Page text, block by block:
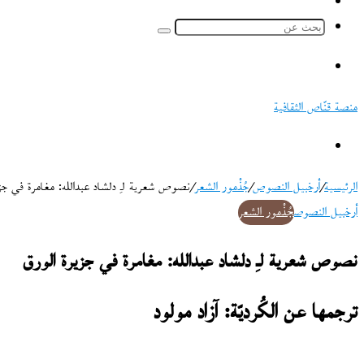
الموقع
منصة قنّاص الثقافية
عن
الرئيسية/أرخبيل النصوص/جُذْمور الشعر/نصوص شعرية لـِ دلشاد عبدالله: مغامرة في
أرخبيل النصوصجُذْمور الشعر
نصوص شعرية لـِ دلشاد عبدالله: مغامرة في جزيرة الورق
ترجمها عن الكُرديّة: آزاد مولود